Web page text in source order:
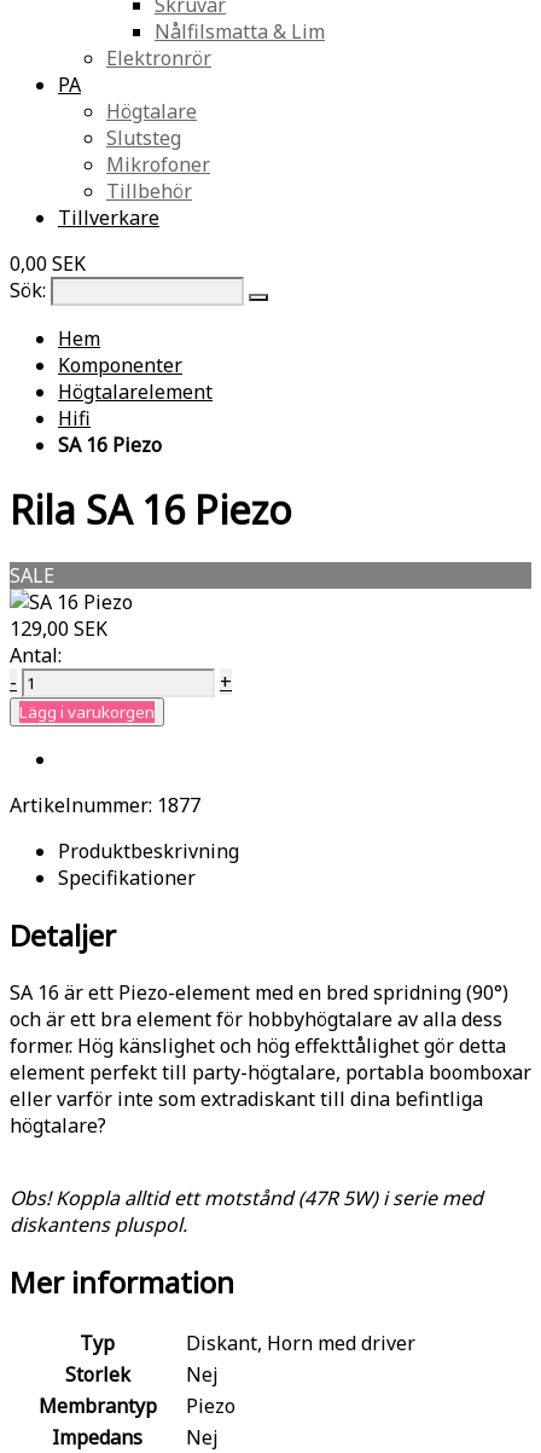
Nålfilsmatta & Lim
Elektronrör
PA
Högtalare
Slutsteg
Mikrofoner
Tillbehör
Tillverkare
0,00 SEK
Sök:
Hem
Komponenter
Högtalarelement
Hifi
SA 16 Piezo
Rila SA 16 Piezo
SALE
129,00 SEK
Antal:
-
+
Lägg i varukorgen
Artikelnummer: 1877
Produktbeskrivning
Specifikationer
Detaljer
SA 16 är ett Piezo-element med en bred spridning (90°)
och är ett bra element för hobbyhögtalare av alla dess
former. Hög känslighet och hög effekttålighet gör detta
element perfekt till party-högtalare, portabla boomboxar
eller varför inte som extradiskant till dina befintliga
högtalare?
Obs! Koppla alltid ett motstånd (47R 5W)i serie med
diskantens pluspol.
Mer information
Typ
Diskant, Horn med driver
Storlek
Nej
Membrantyp
Piezo
Impedans
Nej